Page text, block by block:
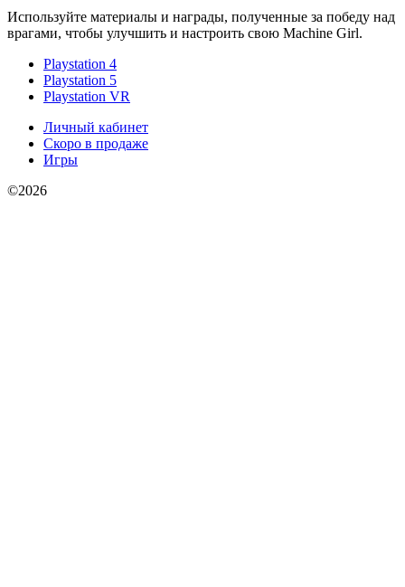
Используйте материалы и награды, полученные за победу над
врагами, чтобы улучшить и настроить свою Machine Girl.
Playstation 4
Playstation 5
Playstation VR
Личный кабинет
Скоро в продаже
Игры
©2026